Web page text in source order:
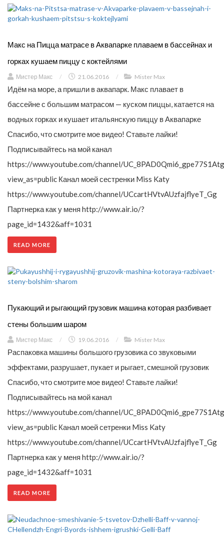
Макс на Пицца матрасе в Аквапарке плаваем в бассейнах и
горках кушаем пиццу с коктейлями
Мистер Макс / 21.06.2016 / Mister Max
Идём на море, а пришли в аквапарк. Макс плавает в
бассейне с большим матрасом — куском пиццы, катается на
водных горках и кушает итальянскую пиццу в Аквапарке
Спасибо, что смотрите мое видео! Ставьте лайки!
Подписывайтесь на мой канал
https://www.youtube.com/channel/
view_as=public Канал моей сестренки Miss Katy
https://www.youtube.com/channel/UCcartHVtvAUzfajflyeT_Gg
Партнерка как у меня http://www.air.io/?
page_id=1432&aff=1031
READ MORE
Пукающий и рыгающий грузовик машина которая разбивает
стены большим шаром
Мистер Макс / 19.06.2016 / Mister Max
Распаковка машины большого грузовика со звуковыми
эффектами, разрушает, пукает и рыгает, смешной грузовик
Спасибо, что смотрите мое видео! Ставьте лайки!
Подписывайтесь на мой канал
https://www.youtube.com/channel/
view_as=public Канал моей сетренки Miss Katy
https://www.youtube.com/channel/UCcartHVtvAUzfajflyeT_Gg
Партнерка как у меня http://www.air.io/?
page_id=1432&aff=1031
READ MORE